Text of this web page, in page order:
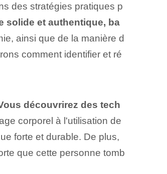
des stratégies pratiques p
solide et authentique, ba
ainsi que de la manière d
comment identifier et ré
découvrirez des tech
corporel à l'utilisation de
forte et durable. De plus,
que cette personne tomb